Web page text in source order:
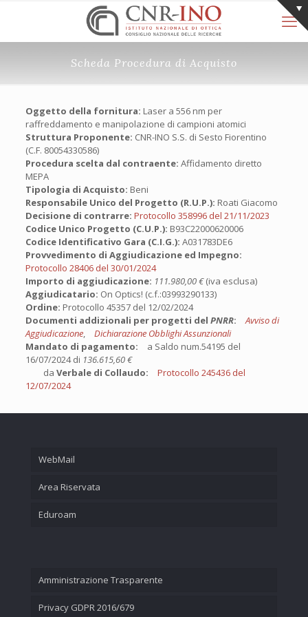
Scheda Procedura di Acquisto
Oggetto della fornitura: Laser a 556 nm per
raffreddamento e manipolazione di campioni atomici
Struttura Proponente: CNR-INO S.S. di Sesto Fiorentino
(C.F. 80054330586)
Procedura scelta dal contraente: Affidamento diretto
MEPA
Tipologia di Acquisto: Beni
Responsabile Unico del Progetto (R.U.P.): Roati Giacomo
Decisione di contrarre: Protocollo 358996 del 21/11/2023
Codice Unico Progetto (C.U.P.): B93C22000620006
Codice Identificativo Gara (C.I.G.): A031783DE6
Provvedimento di Aggiudicazione ed Impegno:
Protocollo 28406 del 30/01/2024
Importo di aggiudicazione: 111.980,00 €(iva esclusa)
Aggiudicatario: On Optics! (c.f.:03993290133)
Ordine: Protocollo 45357 del 12/02/2024
Documenti addizionali per progetti del PNRR:
Avviso di
Aggiudicazione, Dichiarazione Obblighi Assunzionali
Mandato di pagamento: a Saldo num.54195 del
16/07/2024 di 136.615,60 €
da Verbale di Collaudo:
Protocollo 245436 del
12/07/2024
WebMail
Area Riservata
Eduroam
Amministrazione Trasparente
Privacy GDPR 2016/679